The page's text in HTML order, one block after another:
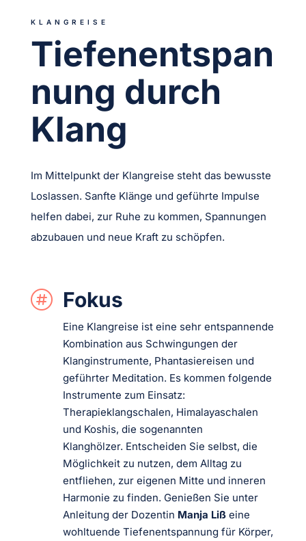
KLANGREISE
Tiefenentspan
nung durch
Klang
Im Mittelpunkt der Klangreise steht das bewusste
Loslassen. Sanfte Klänge und geführte Impulse
helfen dabei, zur Ruhe zu kommen, Spannungen
abzubauen und neue Kraft zu schöpfen.
 Fokus
Eine Klangreise ist eine sehr entspannende
Kombination aus Schwingungen der
Klanginstrumente, Phantasiereisen und
geführter Meditation. Es kommen folgende
Instrumente zum Einsatz:
Therapieklangschalen, Himalayaschalen
und Koshis, die sogenannten
Klanghölzer. Entscheiden Sie selbst, die
Möglichkeit zu nutzen, dem Alltag zu
entfliehen, zur eigenen Mitte und inneren
Harmonie zu finden. Genießen Sie unter
Anleitung der Dozentin Manja Lißeine
wohltuende Tiefenentspannung für Körper,